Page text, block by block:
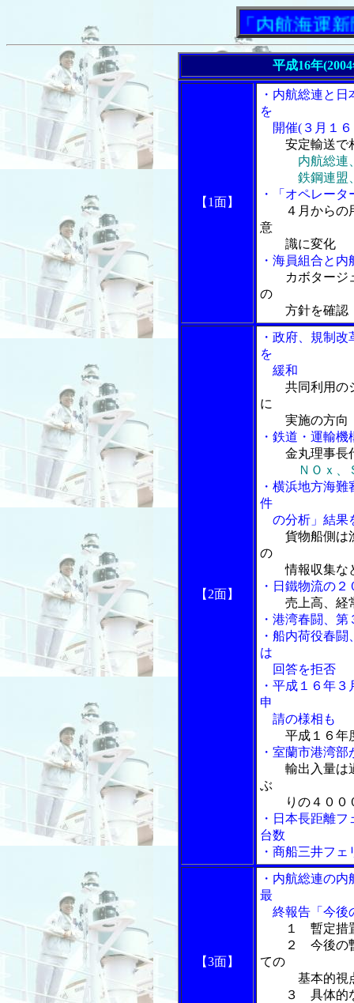
「内航海運新聞」
平成16年
【1面】
・内航総連と
を
開催(３月１６
安定輸送で
内航総連
鉄鋼連盟、
・「オペレー
４月からの
意
識に変化
・海員組合と
カボタージ
の
方針を確認
【2面】
・政府、規制
を
緩和
共同利用の
に
実施の方向
・鉄道・運輸
金丸理事長
ＮＯｘ
・横浜地方海
件
の分析」結果
貨物船側は
の
情報収集な
・日鐵物流の
売上高、経
・港湾春闘、
・船内荷役春
は
回答を拒否
・平成１６年
申
請の様相も
平成１６年
・室蘭市港湾
輸出入量は
ぶ
りの４００
・日本長距離
台数
・商船三井フ
【3面】
・内航総連の
最
終報告「今後
１ 暫定措
２ 今後の暫
ての
基本的視
３ 具体的な